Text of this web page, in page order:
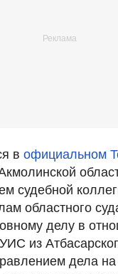
в официальном
судебной
областного
делу в
из
дела